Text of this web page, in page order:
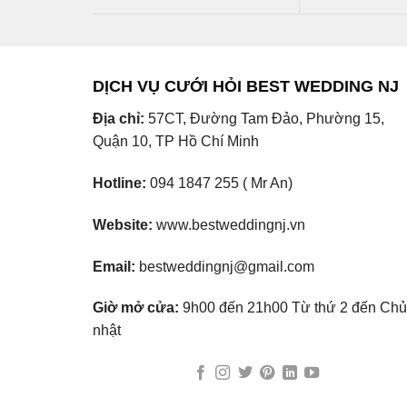
DỊCH VỤ CƯỚI HỎI BEST WEDDING NJ
Địa chỉ: 57CT, Đường Tam Đảo, Phường 15,
Quận 10, TP Hồ Chí Minh
Hotline: 094 1847 255 ( Mr An)
Website: www.bestweddingnj.vn
Email: bestweddingnj@gmail.com
Giờ mở cửa: 9h00 đến 21h00 Từ thứ 2 đến Chủ
nhật